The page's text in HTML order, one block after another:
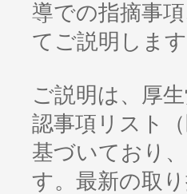
導での指摘事
てご説明します
ご説明は、厚
認事項リスト
基づいており
す。最新の取